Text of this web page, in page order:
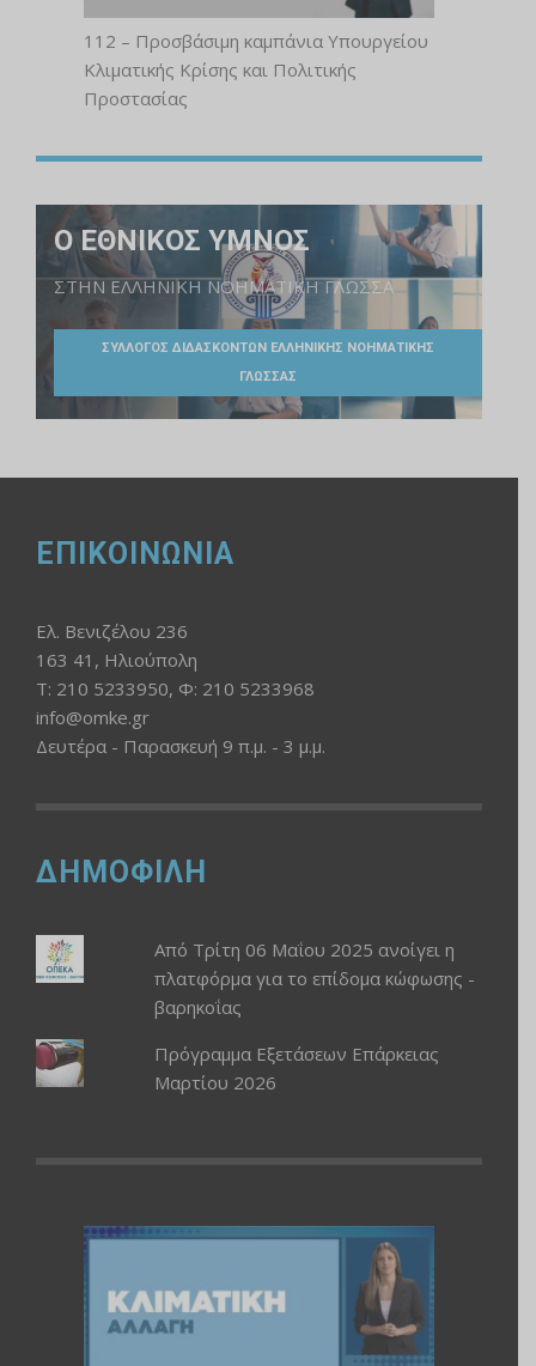
112 – Προσβάσιμη καμπάνια Υπουργείου
Κλιματικής Κρίσης και Πολιτικής
Προστασίας
Ο ΕΘΝΙΚΟΣ ΥΜΝΟΣ
ΣΤΗΝ ΕΛΛΗΝΙΚΗ ΝΟΗΜΑΤΙΚΗ ΓΛΩΣΣΑ
ΣΥΛΛΟΓΟΣ ΔΙΔΑΣΚΟΝΤΩΝ ΕΛΛΗΝΙΚΗΣ ΝΟΗΜΑΤΙΚΗΣ
ΓΛΩΣΣΑΣ
ΕΠΙΚΟΙΝΩΝΙΑ
Ελ. Βενιζέλου 236
163 41, Ηλιούπολη
Τ: 210 5233950, Φ: 210 5233968
info@omke.gr
Δευτέρα - Παρασκευή 9 π.μ. - 3 μ.μ.
ΔΗΜΟΦΙΛΗ
Από Τρίτη 06 Μαΐου 2025 ανοίγει η
πλατφόρμα για το επίδομα κώφωσης -
βαρηκοΐας
Πρόγραμμα Εξετάσεων Επάρκειας
Μαρτίου 2026